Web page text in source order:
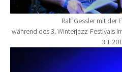
Ralf Gessler mit der
während des 3. Winterjazz-Festivals
Show larger version for: